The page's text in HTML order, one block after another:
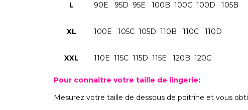
L 90E 95D 95E 100B 100C 100D 105B
XL 100E 105C 105D 110B 110C 110D
XXL 110E 115C 115D 115E 120B 120C
Pour connaitre votre taille de lingerie:
Mesurez votre taille de dessous de poitrine et vous